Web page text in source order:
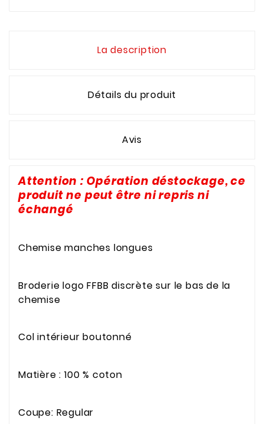
La description
Détails du produit
Avis
Attention : Opération déstockage, ce
produit ne peut être ni repris ni
échangé
Chemise manches longues
Broderie logo FFBB discrète sur le bas de la
chemise
Col intérieur boutonné
Matière : 100 % coton
Coupe: Regular